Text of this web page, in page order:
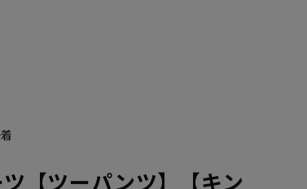
【ツーパンツ】【キン